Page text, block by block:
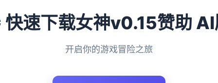
速下载女神v0.15赞助
开启你的游戏冒险之旅